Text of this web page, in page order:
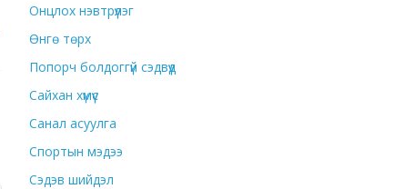
Онцлох нэвтрүүлэг
Өнгө төрх
Попорч болдоггүй сэдвүүд
Сайхан хүмүүс
Санал асуулга
Спортын мэдээ
Сэдэв шийдэл